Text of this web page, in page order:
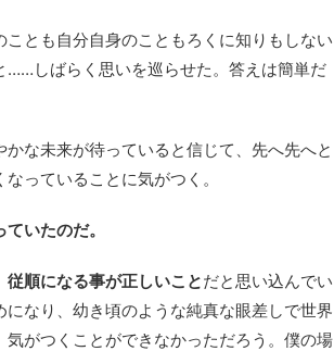
とも自分自身のこともろくに知りもしない
……しばらく思いを巡らせた。答えは簡単だ
な未来が待っていると信じて、先へ先へと
っていることに気がつく。
いたのだ。
従順になる事が正しいことだと思い込んでい
なり、幼き頃のような純真な眼差しで世界
がつくことができなかっただろう。僕の場